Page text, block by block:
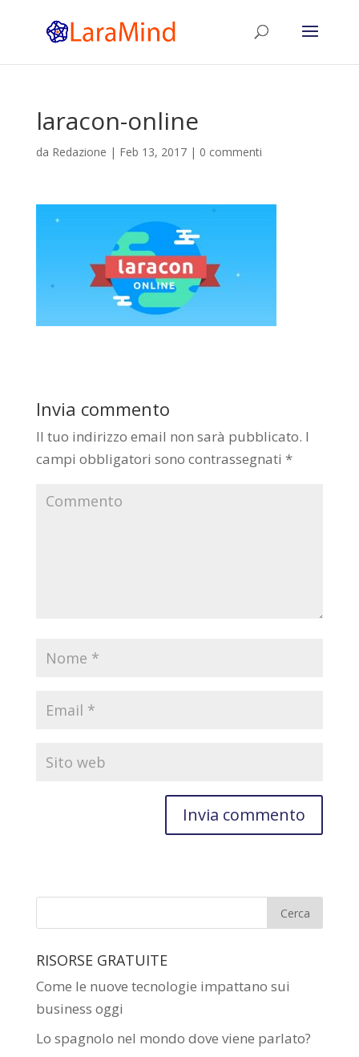
laracon-online
da Redazione | Feb 13, 2017| 0 commenti
Invia commento
Il tuo indirizzo email non sarà pubblicato. I
campi obbligatori sono contrassegnati *
RISORSE GRATUITE
Come le nuove tecnologie impattano sui
business oggi
Lo spagnolo nel mondo dove viene parlato?